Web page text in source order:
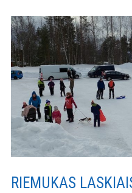
RIEMUKAS